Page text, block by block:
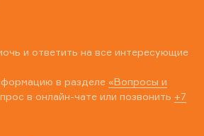
и ответить на все интересующие
в разделе «Вопросы и
в онлайн-чате или позвонить +7